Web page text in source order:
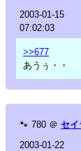
2003-01-15
07:02:03
>>677
あうぅ・・
🐾 780 ＠ セイ
2003-01-22